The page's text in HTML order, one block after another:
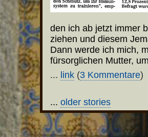
den ich ab jetzt immer
ziehen und diesem
Dann werde ich mich,
fürsorglichen Mutter,
... link (3 Kommentare)
... older stories